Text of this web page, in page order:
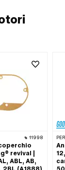
11998
revival |
ABL, AB,